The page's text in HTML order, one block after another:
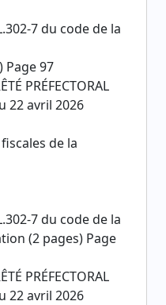
7 du code de la
Page 97
PRÉFECTORAL
22 avril 2026
de la
7 du code de la
(2 pages) Page
PRÉFECTORAL
22 avril 2026